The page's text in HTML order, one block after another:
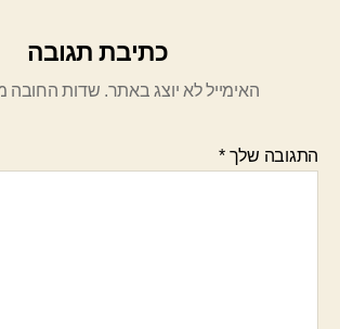
כתיבת תגובה
האימייל לא יוצג באתר. שדות החובה
התגובה שלך*